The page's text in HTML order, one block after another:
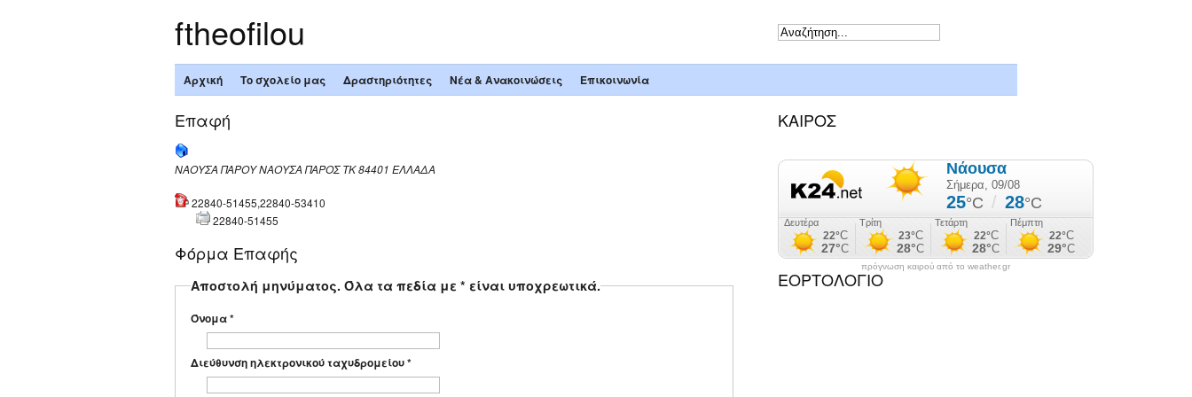
ftheofilou
Αρχική Το σχολείο μας Δραστηριότητες Νέα & Ανακοινώσεις Επικοινωνία
Επαφή
ΝΑΟΥΣΑ ΠΑΡΟΥΝΑΟΥΣΑ ΠΑΡΟΣΤΚ 84401 ΕΛΛΑΔΑ
22840-51455,22840-53410
22840-51455
Φόρμα Επαφής
Αποστολή μηνύματος. Όλα τα πεδία με * είναι υποχρεωτικά.
Όνομα*
Διεύθυνση ηλεκτρονικού ταχυδρομείου*
ΚΑΙΡΟΣ
πρόγνωση καιρού από το weather.gr
ΕΟΡΤΟΛΟΓΙΟ